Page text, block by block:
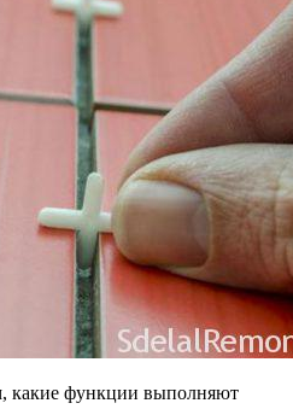
какие функции выполняют